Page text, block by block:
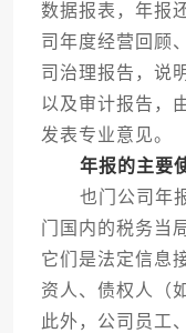
数据报表，年报
司年度经营回顾
司治理报告，说
以及审计报告，
发表专业意见。
年报的主要
也门公司年报
门国内的税务当
它们是法定信息
资人、债权人（
此外，公司员工